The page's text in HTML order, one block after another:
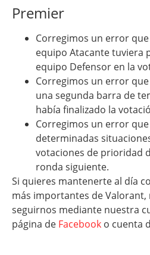
Premier
Corregimos un error
equipo Atacante tuviera
equipo Defensor en la
Corregimos un error
una segunda barra de
había finalizado la
Corregimos un error
determinadas
votaciones de prioridad
ronda siguiente.
Si quieres mantenerte al día
más importantes de
seguirnos mediante nuestra
página de Facebook o cuenta